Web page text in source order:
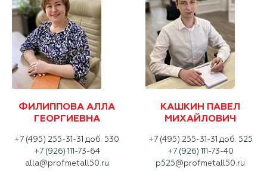
ФИЛИППОВА АЛЛА
ГЕОРГИЕВНА
+7 (495) 255-31-31 доб. 530
+7 (926) 111-73-64
alla@profmetall50.ru
КАШКИН ПАВЕЛ
МИХАЙЛОВИЧ
+7 (495) 255-31-31 доб. 525
+7 (926) 111-73-40
p525@profmetall50.ru